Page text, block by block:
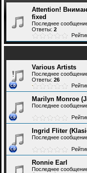
Attention!
fixed
Последнее
Ответы: 2
Various Artists
Последнее
Ответы: 26
Marilyn Monroe
Последнее
Ingrid Fliter
Последнее
Ronnie Earl
Последнее